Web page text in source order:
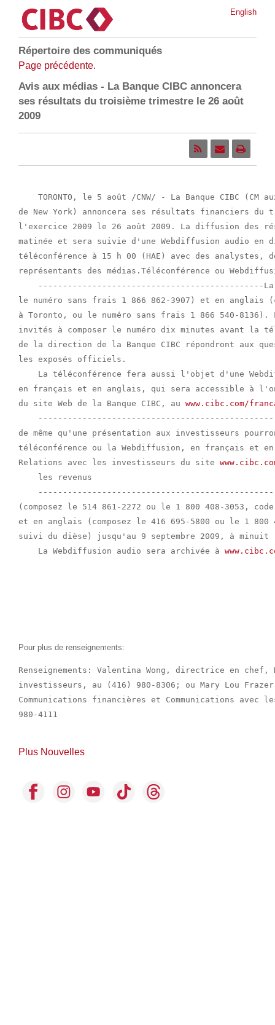
English
Répertoire des communiqués
Page précédente.
Avis aux médias - La Banque CIBC annoncera
ses résultats du troisième trimestre le 26 août
2009
TORONTO, le 5 août /CNW/ - La Banque CIBC (CM
de New York) annoncera ses résultats financiers du
l'exercice 2009 le 26 août 2009. La diffusion des
matinée et sera suivie d'une Webdiffusion audio en
téléconférence à 15 h 00 (HAE) avec des analystes,
représentants des médias.Téléconférence ou
----------------------------------------------
le numéro sans frais 1 866 862-3907) et en anglais
à Toronto, ou le numéro sans frais 1 866 540-
invités à composer le numéro dix minutes avant la
de la direction de la Banque CIBC répondront aux
les exposés officiels.
La téléconférence fera aussi l'objet d'une
en français et en anglais, qui sera accessible à
du site Web de la Banque CIBC, au www.cibc.com/
de même qu'une présentation aux investisseurs
téléconférence ou la Webdiffusion, en français et
Relations avec les investisseurs du site
    les revenus
(composez le 514 861-2272 ou le 1 800 408-3053,
et en anglais (composez le 416 695-5800 ou le 1 800
suivi du dièse) jusqu'au 9 septembre 2009, à minuit
    La Webdiffusion audio sera archivée à
Pour plus de renseignements:
Renseignements: Valentina Wong, directrice en
investisseurs, au (416) 980-8306; ou Mary Lou
Communications financières et Communications
980-4111
Plus Nouvelles